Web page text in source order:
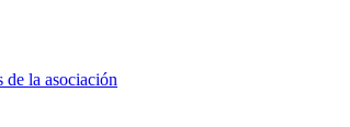
de la asociación